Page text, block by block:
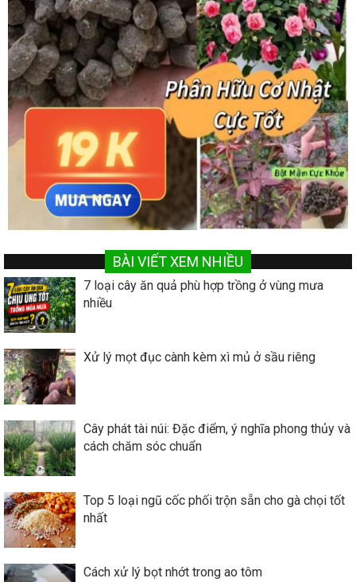
BÀI VIẾT XEM NHIỀU
7 loại cây ăn quả phù hợp trồng ở vùng mưa
nhiều
Xử lý mọt đục cành kèm xì mủ ở sầu riêng
Cây phát tài núi: Đặc điểm, ý nghĩa phong thủy và
cách chăm sóc chuẩn
Top 5 loại ngũ cốc phối trộn sẵn cho gà chọi tốt
nhất
Cách xử lý bọt nhớt trong ao tôm